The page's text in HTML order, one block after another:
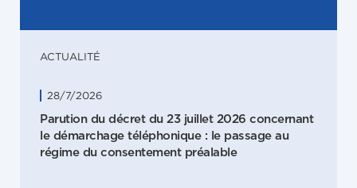
ACTUALITÉ
28/7/2026
Parution du décret du 23 juillet 2026 concernant
le démarchage téléphonique : le passage au
régime du consentement préalable